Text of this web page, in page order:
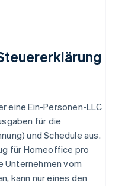
eine Ein-Personen-LLC
für die
und Schedule aus.
für Homeoffice pro
Unternehmen vom
kann nur eines den